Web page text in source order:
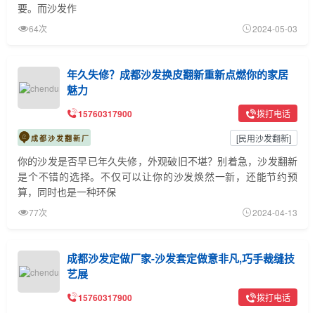
要。而沙发作
64次 2024-05-03
年久失修？成都沙发换皮翻新重新点燃你的家居
魅力
15760317900 拨打电话
成都沙发翻新厂 [民用沙发翻新]
你的沙发是否早已年久失修，外观破旧不堪？别着急，沙发翻新
是个不错的选择。不仅可以让你的沙发焕然一新，还能节约预
算，同时也是一种环保
77次 2024-04-13
成都沙发定做厂家-沙发套定做意非凡,巧手裁缝技
艺展
15760317900 拨打电话